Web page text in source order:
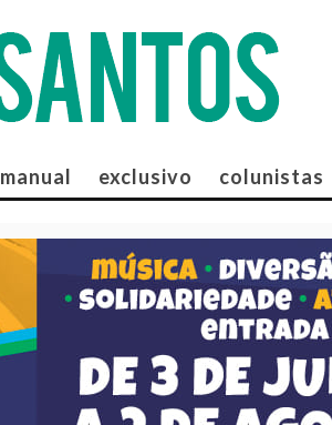
manual exclusivo colunistas